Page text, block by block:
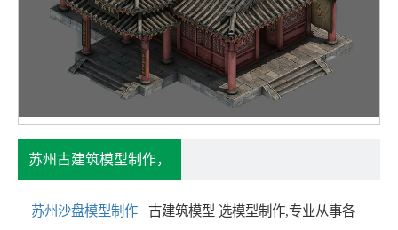
苏州古建筑模型制作，
苏州沙盘模型制作 古建筑模型 选模型制作,专业从事各